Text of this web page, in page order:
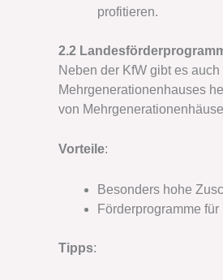
profitieren.
2.2
Neben der KfW gibt es
Mehrgenerationenhauses
von
Vorteile:
Besonders hohe
Förderprogramme
Tipps: